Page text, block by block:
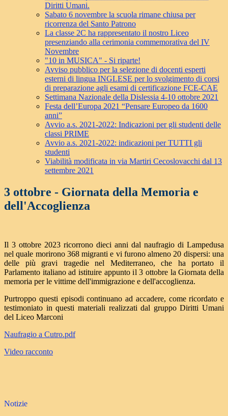
Diritti Umani.
Sabato 6 novembre la scuola rimane chiusa per
ricorrenza del Santo Patrono
La classe 2C ha rappresentato il nostro Liceo
presenziando alla cerimonia commemorativa del IV
Novembre
"10 in MUSICA" - Si riparte!
Avviso pubblico per la selezione di docenti esperti
esterni di lingua INGLESE per lo svolgimento di corsi
di preparazione agli esami di certificazione FCE-CAE
Settimana Nazionale della Dislessia 4-10 ottobre 2021
Festa dell’Europa 2021 “Pensare Europeo da 1600
anni”
Avvio a.s. 2021-2022: Indicazioni per gli studenti delle
classi PRIME
Avvio a.s. 2021-2022: indicazioni per TUTTI gli
studenti
Viabilità modificata in via Martiri Cecoslovacchi dal 13
settembre 2021
3 ottobre - Giornata della Memoria e
dell'Accoglienza
Il 3 ottobre 2023 ricorrono dieci anni dal naufragio di Lampedusa
nel quale morirono 368 migranti e vi furono almeno 20 dispersi: una
delle più gravi tragedie nel Mediterraneo, che ha portato il
Parlamento italiano ad istituire appunto il 3 ottobre la Giornata della
memoria per le vittime dell'immigrazione e dell'accoglienza.
Purtroppo questi episodi continuano ad accadere, come ricordato e
testimoniato in questi materiali realizzati dal gruppo Diritti Umani
del Liceo Marconi
Naufragio a Cutro.pdf
Video racconto
Notizie